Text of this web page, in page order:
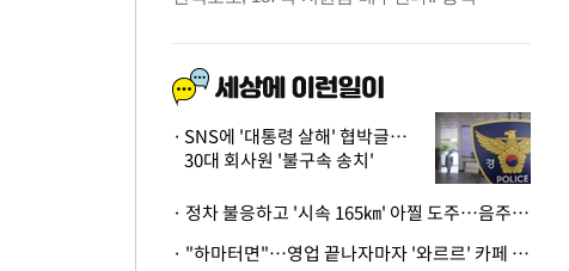
SNS에 '대통령 살해' 협박글…
30대 회사원 '불구속 송치'
· 정차 불응하고 '시속 165㎞' 아찔 도주…음주운전자 체포
· "하마터면"…영업 끝나자마자 '와르르' 카페 테라스 덮친 대리석 외벽